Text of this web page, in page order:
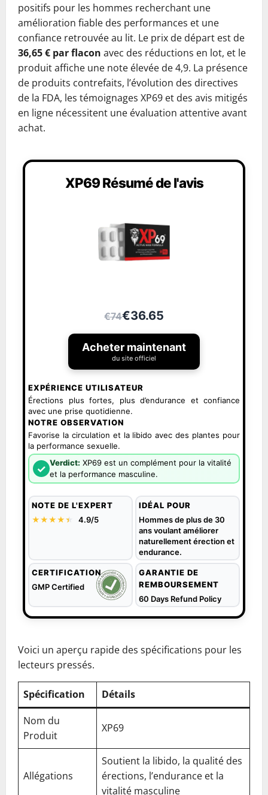
positifs pour les hommes recherchant une
amélioration fiable des performances et une
confiance retrouvée au lit. Le prix de départ est de
36,65 € par flacon avec des réductions en lot, et le
produit affiche une note élevée de 4,9. La présence
de produits contrefaits, l’évolution des directives
de la FDA, les témoignages XP69 et des avis mitigés
en ligne nécessitent une évaluation attentive avant
achat.
XP69 Résumé de l'avis
€74€36.65
Acheter maintenant
du site officiel
EXPÉRIENCE UTILISATEUR
Érections plus fortes, plus d’endurance et confiance
avec une prise quotidienne.
NOTRE OBSERVATION
Favorise la circulation et la libido avec des plantes pour
la performance sexuelle.
✓ Verdict: XP69 est un complément pour la vitalité
et la performance masculine.
NOTE DE L'EXPERT
★★★★★
★ 4.9/5
IDÉAL POUR
Hommes de plus de 30
ans voulant améliorer
naturellement érection et
endurance.
CERTIFICATION
GMP Certified
GARANTIE DE
REMBOURSEMENT
60 Days Refund Policy
Voici un aperçu rapide des spécifications pour les
lecteurs pressés.
Spécification
Détails
Nom du
Produit
XP69
Allégations
Soutient la libido, la qualité des
érections, l’endurance et la
vitalité masculine